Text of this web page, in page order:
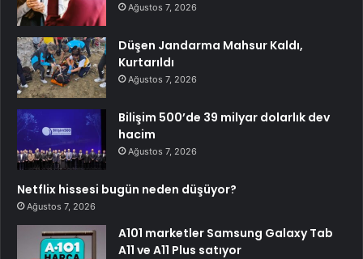
Ağustos 7, 2026
Düşen Jandarma Mahsur Kaldı,
Kurtarıldı
Ağustos 7, 2026
Bilişim 500’de 39 milyar dolarlık dev
hacim
Ağustos 7, 2026
Netflix hissesi bugün neden düşüyor?
Ağustos 7, 2026
A101 marketler Samsung Galaxy Tab
A11 ve A11 Plus satıyor